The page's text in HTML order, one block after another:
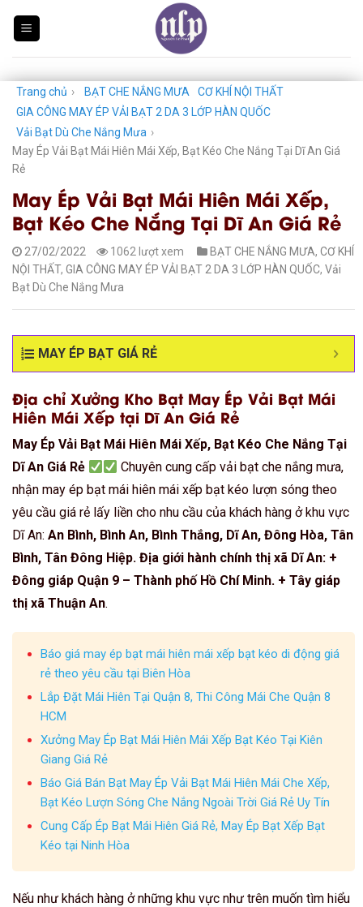
Trang chủ › BẠT CHE NẮNG MƯA
CƠ KHÍ NỘI THẤT
GIA CÔNG MAY ÉP VẢI BẠT 2 DA 3 LỚP HÀN QUỐC
Vải Bạt Dù Che Nắng Mưa ›
May Ép Vải Bạt Mái Hiên Mái Xếp, Bạt Kéo Che Nắng Tại Dĩ An Giá
Rẻ
May Ép Vải Bạt Mái Hiên Mái Xếp,
Bạt Kéo Che Nắng Tại Dĩ An Giá Rẻ
27/02/2022 1062 lượt xem BẠT CHE NẮNG MƯA, CƠ KHÍ
NỘI THẤT, GIA CÔNG MAY ÉP VẢI BẠT 2 DA 3 LỚP HÀN QUỐC, Vải
Bạt Dù Che Nắng Mưa
MAY ÉP BẠT GIÁ RẺ
Địa chỉ Xưởng Kho Bạt May Ép Vải Bạt Mái
Hiên Mái Xếp tại Dĩ An Giá Rẻ
May Ép Vải Bạt Mái Hiên Mái Xếp, Bạt Kéo Che Nắng Tại
Dĩ An Giá Rẻ
Chuyên cung cấp vải bạt che nắng mưa,
nhận may ép bạt mái hiên mái xếp bạt kéo lượn sóng theo
yêu cầu giá rẻ lấy liền cho nhu cầu của khách hàng ở khu vực
Dĩ An: An Bình, Bình An, Bình Thắng, Dĩ An, Đông Hòa, Tân
Bình, Tân Đông Hiệp. Địa giới hành chính thị xã Dĩ An: +
Đông giáp Quận 9 – Thành phố Hồ Chí Minh. + Tây giáp
thị xã Thuận An.
Báo giá may ép bạt mái hiên mái xếp bạt kéo di động giá
rẻ theo yêu cầu tại Biên Hòa
Lắp Đặt Mái Hiên Tại Quận 8, Thi Công Mái Che Quận 8
HCM
Xưởng May Ép Bạt Mái Hiên Mái Xếp Bạt Kéo Tại Kiên
Giang Giá Rẻ
Báo Giá Bán Bạt May Ép Vải Bạt Mái Hiên Mái Che Xếp,
Bạt Kéo Lượn Sóng Che Nắng Ngoài Trời Giá Rẻ Uy Tín
Cung Cấp Ép Bạt Mái Hiên Giá Rẻ, May Ép Bạt Xếp Bạt
Kéo tại Ninh Hòa
Nếu như khách hàng ở những khu vực như trên muốn tìm hiểu